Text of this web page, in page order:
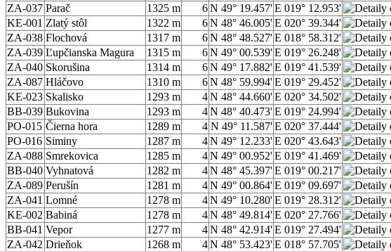
ZA-037 Parač 1325 m 6N 49° 19.457'E 019° 12.953'
KE-001 Zlatý stôl 1322 m 6N 48° 46.005'E 020° 39.344'
ZA-038 Flochová 1317 m 6N 48° 48.527'E 018° 58.312'
ZA-039 Ľupčianska Magura 1315 m 6N 49° 00.539'E 019° 26.248'
ZA-040 Skorušina 1314 m 6N 49° 17.882'E 019° 41.539'
ZA-087 Hláčovo 1310 m 6N 48° 59.994'E 019° 29.452'
KE-023 Skalisko 1293 m 4N 48° 44.660'E 020° 34.502'
BB-039 Bukovina 1293 m 4N 48° 40.473'E 019° 24.994'
PO-015 Čierna hora 1289 m 4 N 49° 11.587'E 020° 37.444'
PO-016 Siminy 1287 m 4N 49° 12.233'E 020° 43.643'
ZA-088 Smrekovica 1285 m 4N 49° 00.952'E 019° 41.469'
BB-040 Vyhnatová 1282 m 4N 48° 45.397'E 019° 00.217'
ZA-089 Perušín 1281 m 4N 49° 00.864'E 019° 09.697'
ZA-041 Lomné 1278 m 4N 49° 10.280'E 019° 28.312'
KE-002 Babiná 1278 m 4N 48° 49.814'E 020° 27.766'
BB-041 Vepor 1277 m 4N 48° 42.914'E 019° 27.494'
ZA-042 Drieňok 1268 m 4N 48° 53.423'E 018° 57.705'